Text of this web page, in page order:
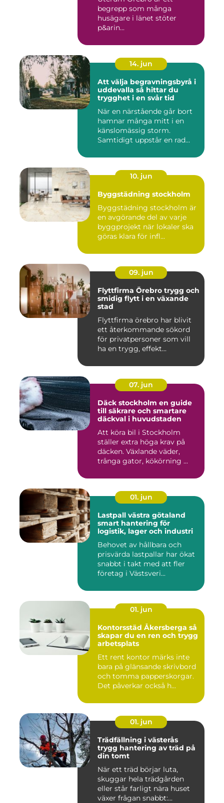
begrepp som många
husägare i länet stöter
p&arin...
14. jun
Att välja begravningsbyrå i
uddevalla så hittar du
trygghet i en svår tid
När en närstående går bort
hamnar många mitt i en
känslomässig storm.
Samtidigt uppstår en rad
10. jun
Byggstädning stockholm
Byggstädning stockholm är
en avgörande del av varje
byggprojekt när lokaler ska
göras klara för infl...
09. jun
Flyttfirma Örebro trygg och
smidig flytt i en växande
stad
Flyttfirma örebro har blivit
ett återkommande sökord
för privatpersoner som vill
ha en trygg, effekt...
07. jun
Däck stockholm en guide
till säkrare och smartare
däckval i huvudstaden
Att köra bil i Stockholm
ställer extra höga krav på
däcken. Växlande väder,
trånga gator, kökörning ...
01. jun
Lastpall västra götaland
smart hantering för
logistik, lager och industri
Behovet av hållbara och
prisvärda lastpallar har ökat
snabbt i takt med att fler
företag i Västsveri...
01. jun
Kontorsstäd Åkersberga så
skapar du en ren och trygg
arbetsplats
Ett rent kontor märks inte
bara på glänsande skrivbord
och tomma papperskorgar.
Det påverkar också h...
01. jun
Trädfällning i västerås
trygg hantering av träd på
din tomt
När ett träd börjar luta,
skuggar hela trädgården
eller står farligt nära huset
växer frågan snabbt:...